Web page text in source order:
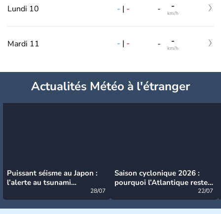
Lundi 10 - | - - -
km/h
Mardi 11 - | - - -
km/h
Actualités Météo à l'étranger
Puissant séisme au Japon :
l’alerte au tsunami
28/07
Saison cyclonique 2026 :
pourquoi l’Atlantique reste
22/07